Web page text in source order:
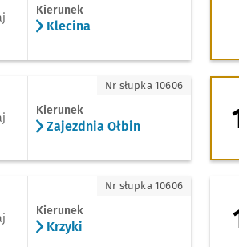
Kierunek
Klecina
Ołbin
Kierunek
Zajezdnia Ołbin
Nr słupka 10606 13
Kierunek
Krzyki
Nr słupka 10606